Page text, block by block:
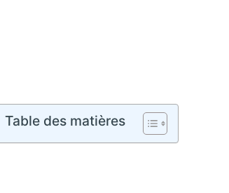
Table des matières